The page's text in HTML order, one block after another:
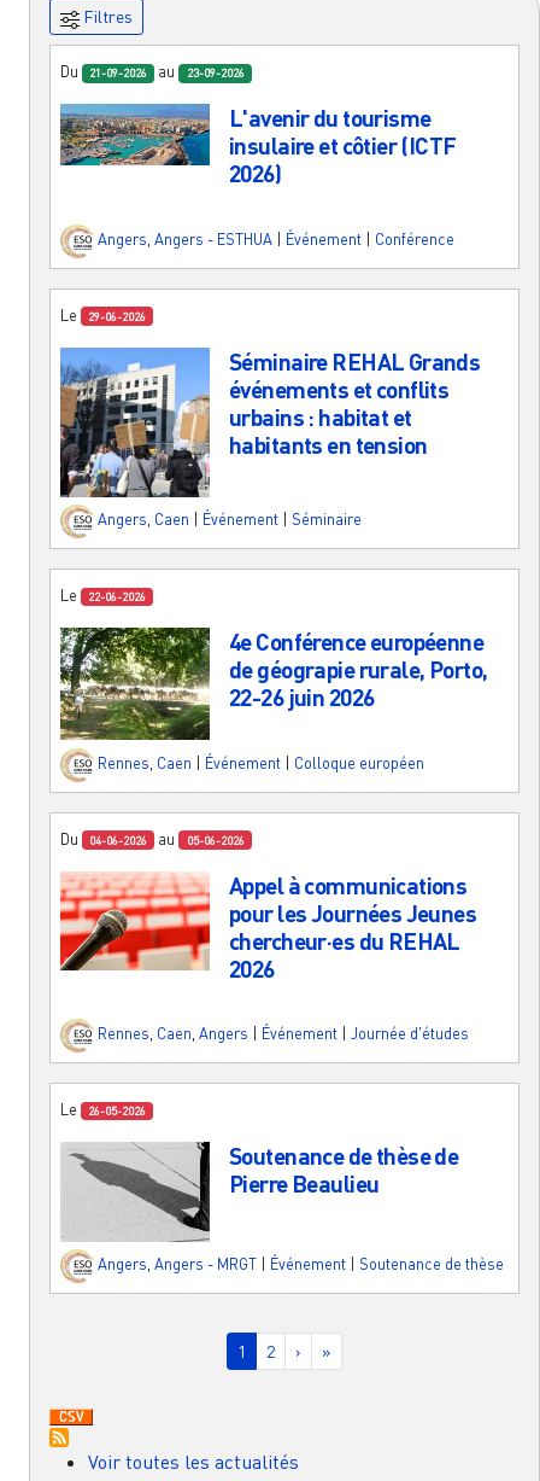
Filtres
Du 21-09-2026 au 23-09-2026
L'avenir du tourisme
insulaire et côtier (ICTF
2026)
Angers Angers - ESTHUA Événement Conférence
Le 29-06-2026
Séminaire REHAL Grands
événements et conflits
urbains : habitat et
habitants en tension
Angers, Caen Événement Séminaire
Le 22-06-2026
4e Conférence européenne
de géograpie rurale, Porto,
22-26 juin 2026
Rennes Caen Événement Colloque européen
Du 04-06-2026 au 05-06-2026
Appel à communications
pour les Journées Jeunes
chercheur·es du REHAL
2026
Rennes Caen Angers Événement Journée d'études
Le 26-05-2026
Soutenance de thèse de
Pierre Beaulieu
Angers Angers - MRGT Événement Soutenance de thèse
Page courante
1 Page
2 Page suivante
› Dernière page
»
Voir toutes les actualités